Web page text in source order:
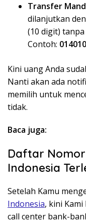
Transfer
dilanjutkan
(10 digit)
Contoh:
Kini uang Anda
Nanti akan ada
memilih untuk
tidak.
Baca juga:
Daftar
Indonesia
Setelah Kamu
Indonesia, kini
call center bank-